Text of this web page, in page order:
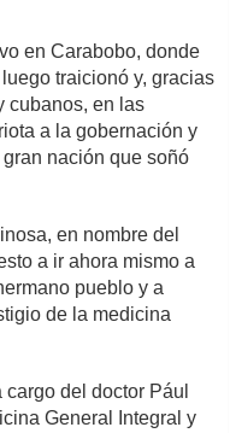
en Carabobo, donde
traicionó y, gracias
cubanos, en las
a la gobernación y
nación que soñó
en nombre del
a ir ahora mismo a
pueblo y a
de la medicina
del doctor Pául
General Integral y